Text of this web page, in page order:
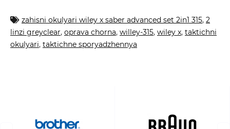
zahisni okulyari wiley x saber advanced set 2in1 315, 2
linzi greyclear, oprava chorna, willey-315, wiley x, taktichni
okulyari, taktichne sporyadzhennya